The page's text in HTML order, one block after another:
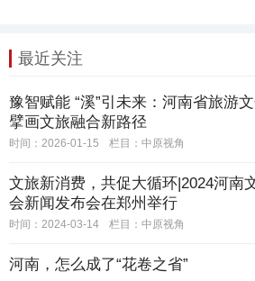
最近关注
豫智赋能 “溪”引未来：河南省旅游
擘画文旅融合新路径
时间：2026-01-15 栏目： 中原视角
文旅新消费，共促大循环|2024河南
会新闻发布会在郑州举行
时间：2024-03-14 栏目： 中原视角
河南，怎么成了“花卷之省”